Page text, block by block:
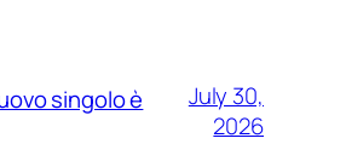
singolo è
July 30,
2026